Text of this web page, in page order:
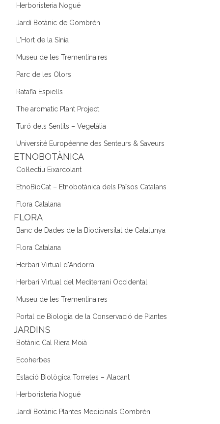
Herboristeria Nogué
Jardí Botànic de Gombrèn
L'Hort de la Sínia
Museu de les Trementinaires
Parc de les Olors
Ratafia Espiells
The aromatic Plant Project
Turó dels Sentits – Vegetàlia
Université Européenne des Senteurs & Saveurs
ETNOBOTÀNICA
Col·lectiu Eixarcolant
EtnoBioCat – Etnobotànica dels Països Catalans
Flora Catalana
FLORA
Banc de Dades de la Biodiversitat de Catalunya
Flora Catalana
Herbari Virtual d'Andorra
Herbari Virtual del Mediterrani Occidental
Museu de les Trementinaires
Portal de Biologia de la Conservació de Plantes
JARDINS
Botànic Cal Riera Moià
Ecoherbes
Estació Biològica Torretes – Alacant
Herboristeria Nogué
Jardí Botànic Plantes Medicinals Gombrèn